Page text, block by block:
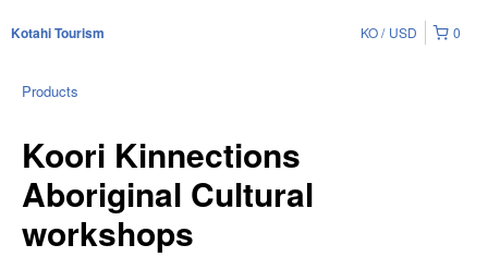
Kotahi Tourism 0
KO USD
Products
Koori Kinnections
Aboriginal Cultural
workshops